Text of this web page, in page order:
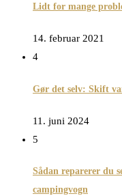
Lidt for mange
14. februar 2021
4
Gør det selv: Skift
11. juni 2024
5
Sådan reparerer du
campingvogn